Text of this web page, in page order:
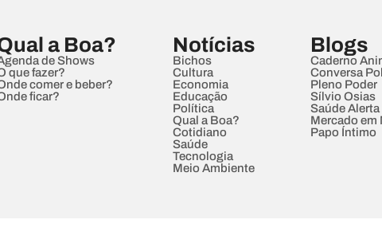
a Boa?
de Shows
que fazer?
comer e beber?
ficar?
Notícias
Bichos
Cultura
Economia
Educação
Política
Qual a Boa?
Cotidiano
Saúde
Tecnologia
Meio Ambiente
Blogs
Caderno
Conversa
Pleno Poder
Sílvio Osias
Saúde Alerta
Mercado em
Papo Íntimo